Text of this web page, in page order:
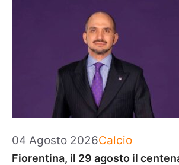
04 Agosto 2026Categorie
Calcio
Fiorentina, il 29 agosto il